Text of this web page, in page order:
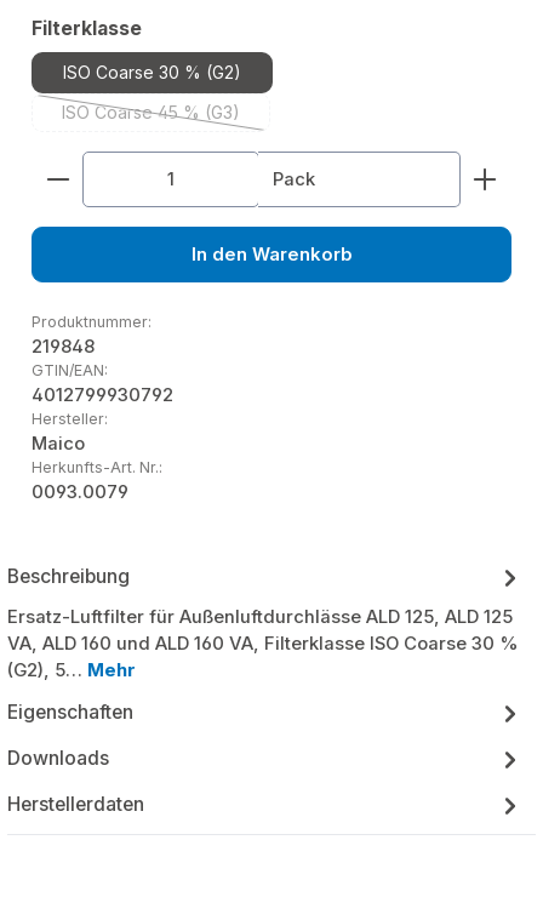
Filterklasseauswählen
ISO Coarse 30 % (G2)
ISO Coarse 45 % (G3)
(Diese Option ist zurzeit nicht verfügbar.)
Produkt Anzahl: Gib den gewünschten Wert
Pack
In den Warenkorb
Produktnummer:
219848
GTIN/EAN:
4012799930792
Hersteller:
Maico
Herkunfts-Art. Nr.:
0093.0079
Beschreibung
Ersatz-Luftfilter für Außenluftdurchlässe ALD 125, ALD 125
VA, ALD 160 und ALD 160 VA, Filterklasse ISO Coarse 30 %
(G2), 5… Mehr
Eigenschaften
Downloads
Herstellerdaten